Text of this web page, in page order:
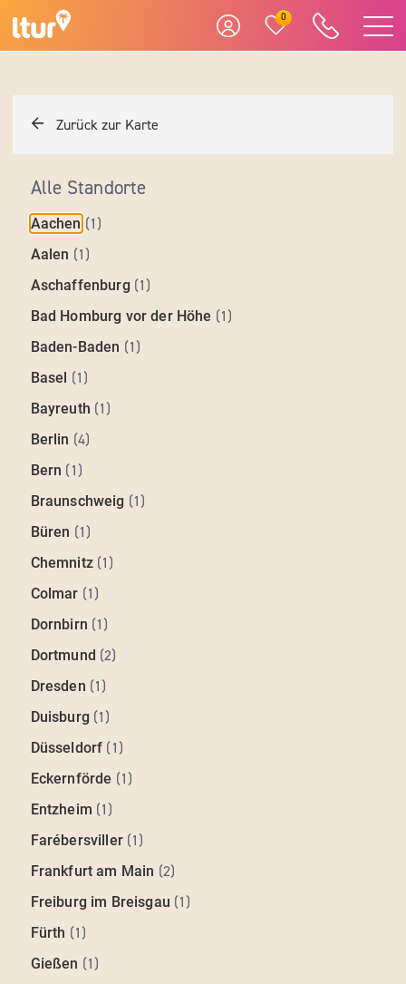
0
Zurück zur Karte
Alle Standorte
Aachen (1 )
Aalen (1 )
Aschaffenburg (1 )
Bad Homburg vor der Höhe (1 )
Baden-Baden (1 )
Basel (1 )
Bayreuth (1 )
Berlin (4)
Bern (1 )
Braunschweig (1 )
Büren (1 )
Chemnitz(1 )
Colmar (1 )
Dornbirn (1 )
Dortmund (2)
Dresden (1 )
Duisburg (1 )
Düsseldorf (1 )
Eckernförde (1 )
Entzheim (1 )
Farébersviller(1 )
Frankfurt am Main (2)
Freiburg im Breisgau (1 )
Fürth (1 )
Gießen (1 )